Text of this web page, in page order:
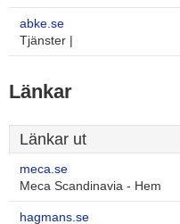
abke.se
Tjänster |
Länkar
Länkar ut
meca.se
Meca Scandinavia - Hem
hagmans.se